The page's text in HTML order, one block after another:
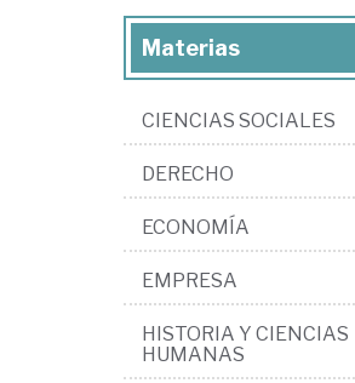
Materias
CIENCIAS SOCIALES
DERECHO
ECONOMÍA
EMPRESA
HISTORIA Y CIENCIAS
HUMANAS